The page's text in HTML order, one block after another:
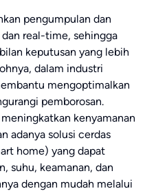
pengumpulan dan
real-time, sehingga
keputusan yang lebih
dalam industri
mengoptimalkan
pemborosan.
kenyamanan
adanya solusi cerdas
home) yang dapat
suhu, keamanan, dan
dengan mudah melalui